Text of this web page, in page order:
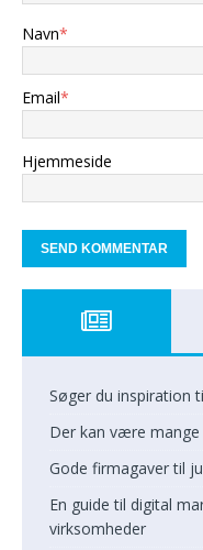
Navn*
Email*
Hjemmeside
Søger du inspiration
Der kan være
Gode firmagaver til
En guide til digital
virksomheder